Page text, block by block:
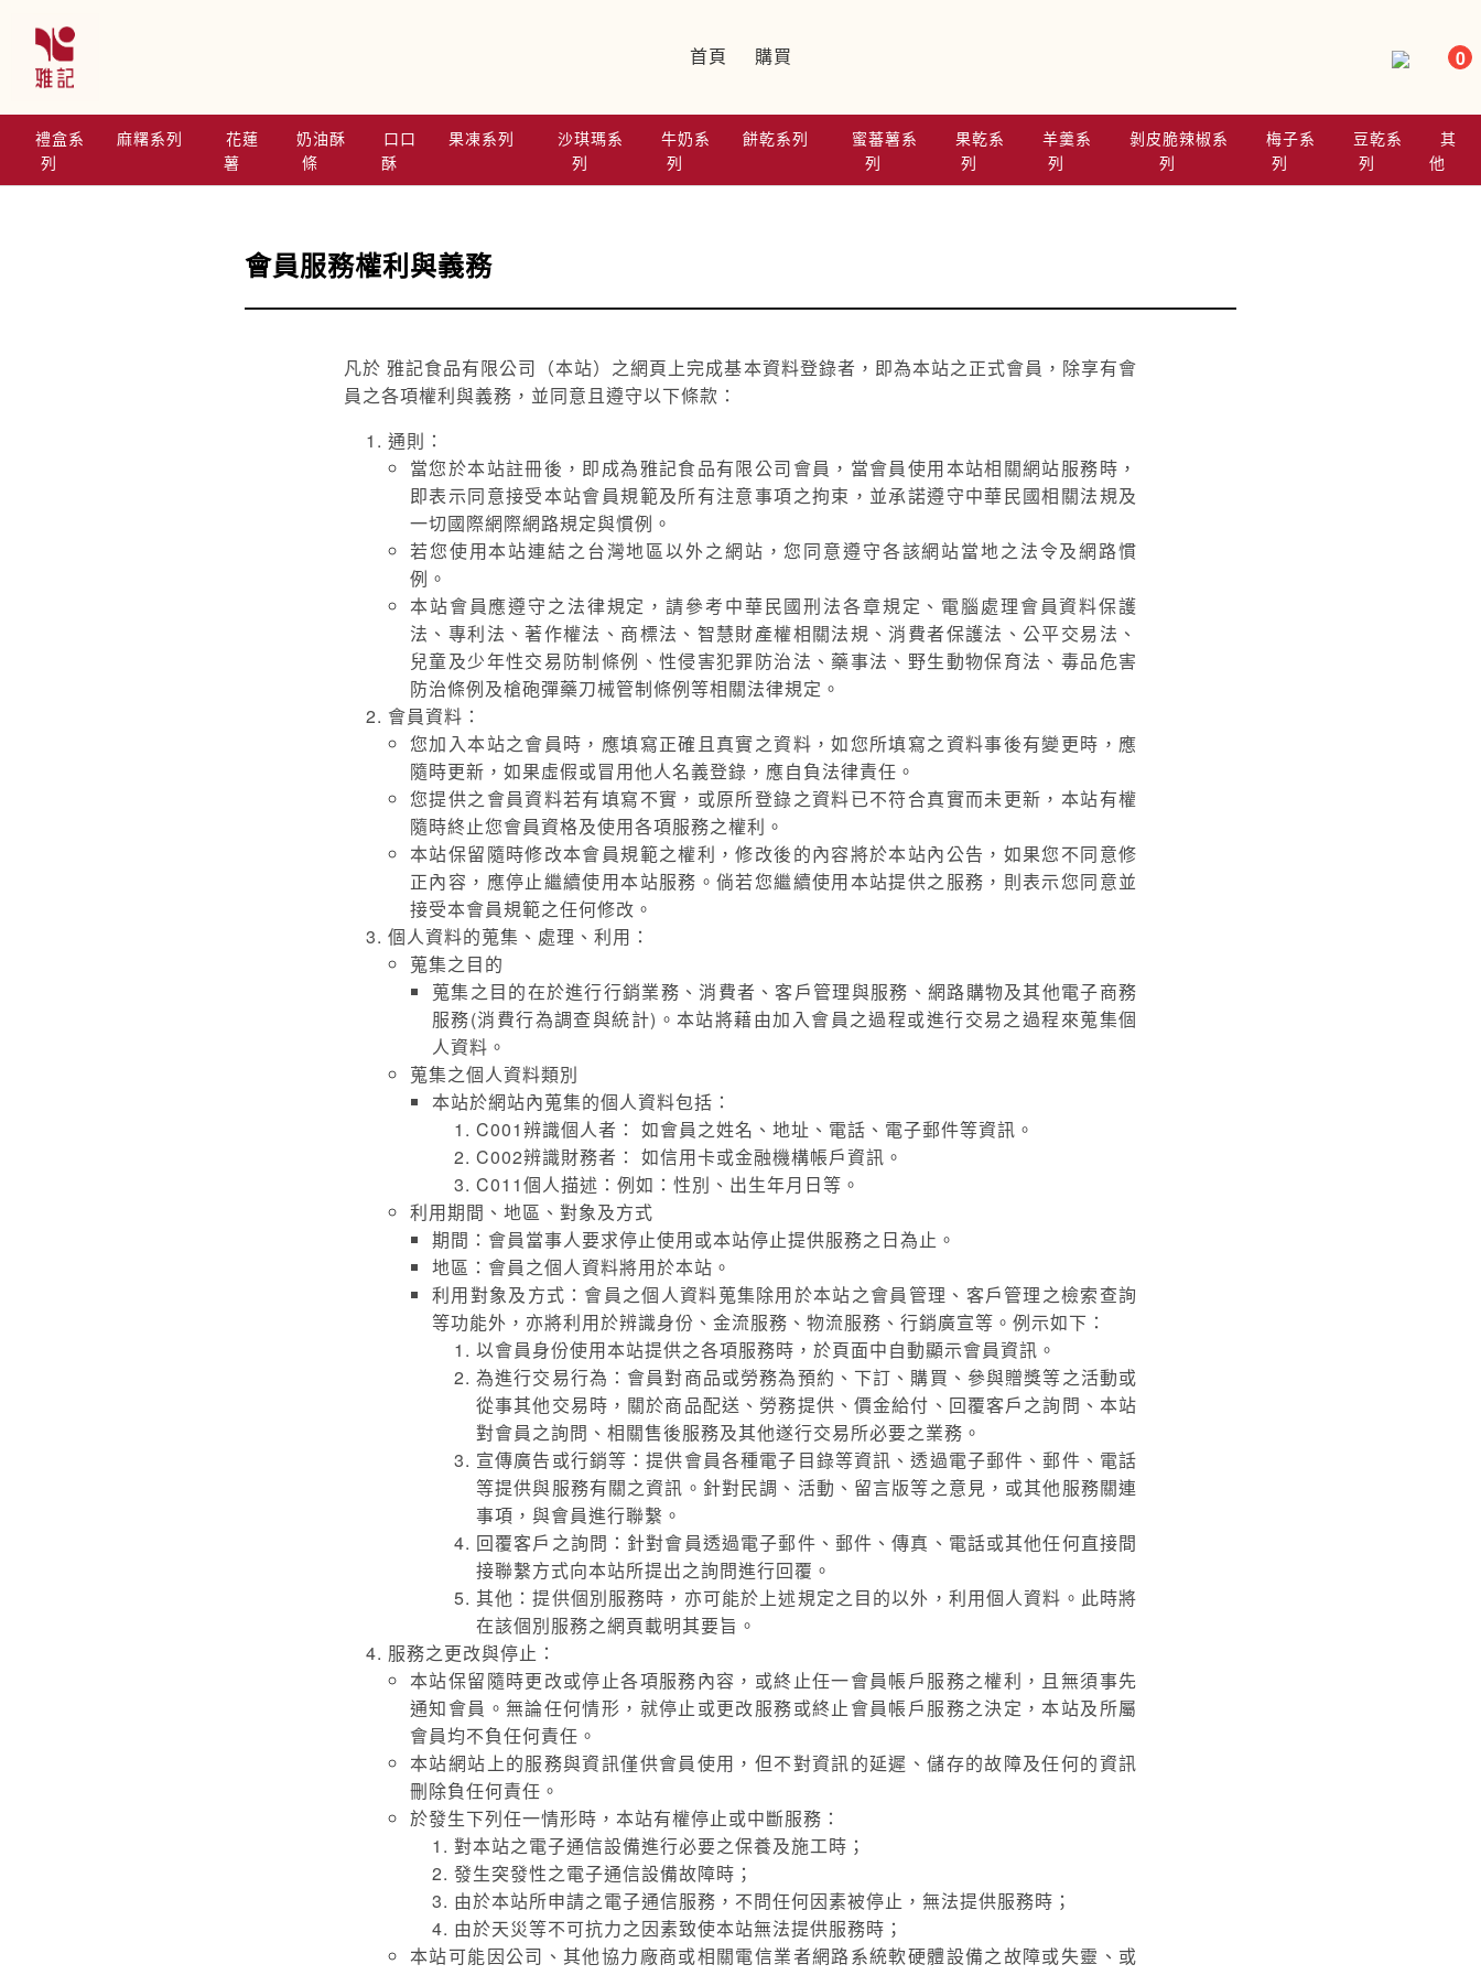
內
首頁 購買 0
禮盒系
列
麻糬系列
花蓮
薯
奶油酥
條
口口
酥
果凍系列
沙琪瑪系
列
牛奶系
列
餅乾系列
蜜蕃薯系
列
果乾系
列
羊羹系
列
剝皮脆辣椒系
列
梅子系
列
豆乾系
列
其
他
會員服務權利與義務
凡於 雅記食品有限公司（本站）之網頁上完成基本資料登錄者，即為本站之正式會員，除享有會
員之各項權利與義務，並同意且遵守以下條款：
通則：
當您於本站註冊後，即成為雅記食品有限公司會員，當會員使用本站相關網站服務時，
即表示同意接受本站會員規範及所有注意事項之拘束，並承諾遵守中華民國相關法規及
一切國際網際網路規定與慣例。
若您使用本站連結之台灣地區以外之網站，您同意遵守各該網站當地之法令及網路慣
例。
本站會員應遵守之法律規定，請參考中華民國刑法各章規定、電腦處理會員資料保護
法、專利法、著作權法、商標法、智慧財產權相關法規、消費者保護法、公平交易法、
兒童及少年性交易防制條例、性侵害犯罪防治法、藥事法、野生動物保育法、毒品危害
防治條例及槍砲彈藥刀械管制條例等相關法律規定。
會員資料：
您加入本站之會員時，應填寫正確且真實之資料，如您所填寫之資料事後有變更時，應
隨時更新，如果虛假或冒用他人名義登錄，應自負法律責任。
您提供之會員資料若有填寫不實，或原所登錄之資料已不符合真實而未更新，本站有權
隨時終止您會員資格及使用各項服務之權利。
本站保留隨時修改本會員規範之權利，修改後的內容將於本站內公告，如果您不同意修
正內容，應停止繼續使用本站服務。倘若您繼續使用本站提供之服務，則表示您同意並
接受本會員規範之任何修改。
個人資料的蒐集、處理、利用：
蒐集之目的
蒐集之目的在於進行行銷業務、消費者、客戶管理與服務、網路購物及其他電子商務
服務(消費行為調查與統計)。本站將藉由加入會員之過程或進行交易之過程來蒐集個
人資料。
蒐集之個人資料類別
本站於網站內蒐集的個人資料包括：
C001辨識個人者： 如會員之姓名、地址、電話、電子郵件等資訊。
C002辨識財務者： 如信用卡或金融機構帳戶資訊。
C011個人描述：例如：性別、出生年月日等。
利用期間、地區、對象及方式
期間：會員當事人要求停止使用或本站停止提供服務之日為止。
地區：會員之個人資料將用於本站。
利用對象及方式：會員之個人資料蒐集除用於本站之會員管理、客戶管理之檢索查詢
等功能外，亦將利用於辨識身份、金流服務、物流服務、行銷廣宣等。例示如下：
以會員身份使用本站提供之各項服務時，於頁面中自動顯示會員資訊。
為進行交易行為：會員對商品或勞務為預約、下訂、購買、參與贈獎等之活動或
從事其他交易時，關於商品配送、勞務提供、價金給付、回覆客戶之詢問、本站
對會員之詢問、相關售後服務及其他遂行交易所必要之業務。
宣傳廣告或行銷等：提供會員各種電子目錄等資訊、透過電子郵件、郵件、電話
等提供與服務有關之資訊。針對民調、活動、留言版等之意見，或其他服務關連
事項，與會員進行聯繫。
回覆客戶之詢問：針對會員透過電子郵件、郵件、傳真、電話或其他任何直接間
接聯繫方式向本站所提出之詢問進行回覆。
其他：提供個別服務時，亦可能於上述規定之目的以外，利用個人資料。此時將
在該個別服務之網頁載明其要旨。
服務之更改與停止：
本站保留隨時更改或停止各項服務內容，或終止任一會員帳戶服務之權利，且無須事先
通知會員。無論任何情形，就停止或更改服務或終止會員帳戶服務之決定，本站及所屬
會員均不負任何責任。
本站網站上的服務與資訊僅供會員使用，但不對資訊的延遲、儲存的故障及任何的資訊
刪除負任何責任。
於發生下列任一情形時，本站有權停止或中斷服務：
對本站之電子通信設備進行必要之保養及施工時；
發生突發性之電子通信設備故障時；
由於本站所申請之電子通信服務，不問任何因素被停止，無法提供服務時；
由於天災等不可抗力之因素致使本站無法提供服務時；
本站可能因公司、其他協力廠商或相關電信業者網路系統軟硬體設備之故障或失靈、或